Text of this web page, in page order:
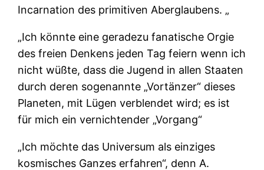
Incarnation des primitiven Aberglaubens. „
„Ich könnte eine geradezu fanatische Orgie
des freien Denkens jeden Tag feiern wenn ich
nicht wüßte, dass die Jugend in allen Staaten
durch deren sogenannte „Vortänzer“ dieses
Planeten, mit Lügen verblendet wird; es ist
für mich ein vernichtender „Vorgang“
„Ich möchte das Universum als einziges
kosmisches Ganzes erfahren“, denn A.